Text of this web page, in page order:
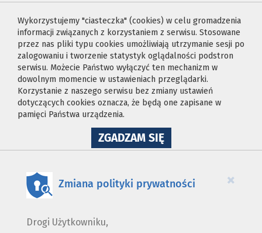
Wykorzystujemy "ciasteczka" (cookies) w celu gromadzenia
informacji związanych z korzystaniem z serwisu. Stosowane
przez nas pliki typu cookies umożliwiają utrzymanie sesji po
zalogowaniu i tworzenie statystyk oglądalności podstron
serwisu. Możecie Państwo wyłączyć ten mechanizm w
dowolnym momencie w ustawieniach przeglądarki.
Korzystanie z naszego serwisu bez zmiany ustawień
dotyczących cookies oznacza, że będą one zapisane w
pamięci Państwa urządzenia.
ZGADZAM SIĘNA
WYKORZYSTANIE
×
Zmiana polityki prywatności
Drogi Użytkowniku,